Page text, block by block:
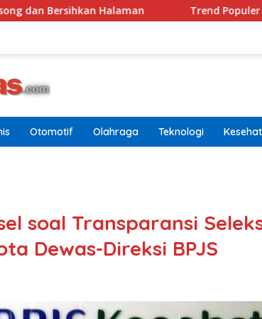
Halaman Trend Populer Makan
Otomotif Olahraga Teknologi
soal Transparansi
Dewas-Direksi BPJS